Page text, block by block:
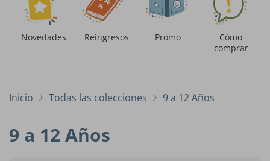
Novedades Reingresos Promo
Cómo
comprar
Inicio Todas las colecciones 9 a 12 Años
9 a 12 Años